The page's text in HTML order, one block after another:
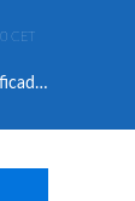
CET